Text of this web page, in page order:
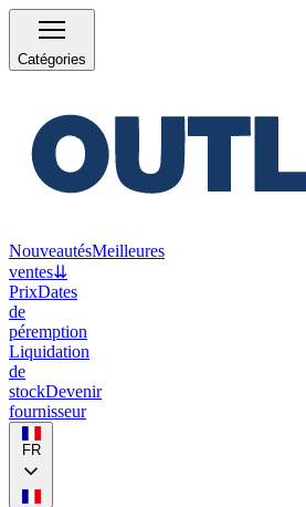
Catégories
NouveautésMeilleures
ventes⇊
PrixDates
de
péremption
Liquidation
de
stockDevenir
fournisseur
FR